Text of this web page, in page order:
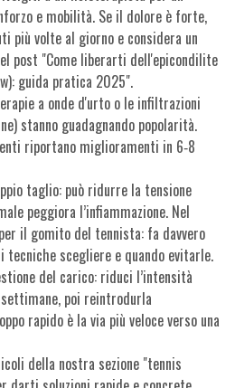
e mobilità. Se il dolore è forte,
più volte al giorno e considera un
post "Come liberarti dell'epicondilite
guida pratica 2025".
a onde d'urto o le infiltrazioni
stanno guadagnando popolarità.
riportano miglioramenti in 6‑8
taglio: può ridurre la tensione
peggiora l’infiammazione. Nel
il gomito del tennista: fa davvero
tecniche scegliere e quando evitarle.
del carico: riduci l’intensità
poi reintrodurla
rapido è la via più veloce verso una
della nostra sezione "tennis